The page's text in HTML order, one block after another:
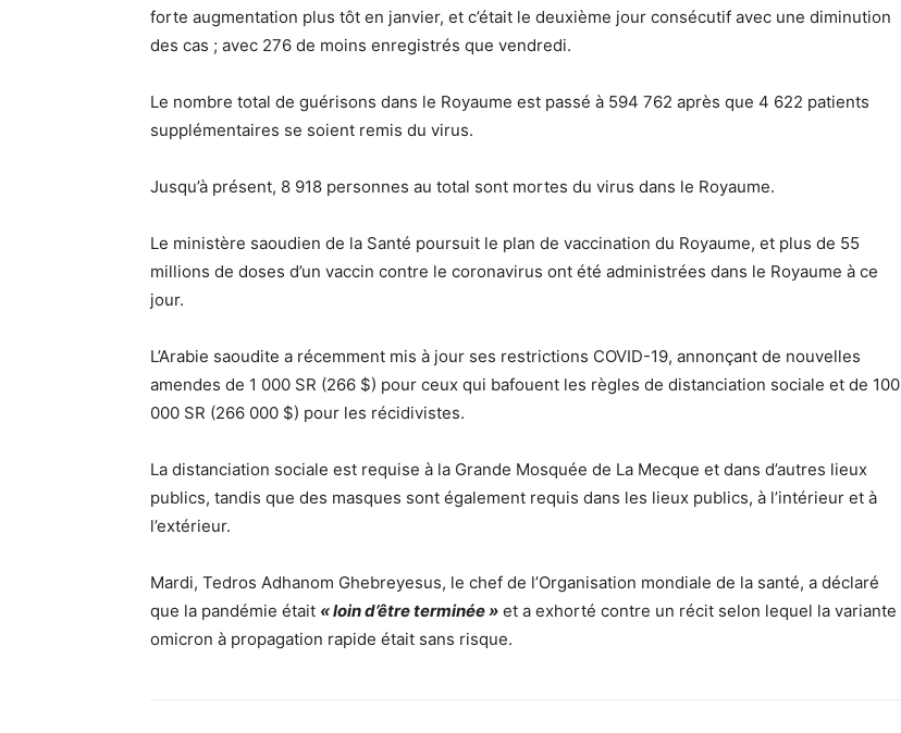
forte augmentation plus tôt en janvier, et c’était le deuxième jour consécutif avec une diminution
des cas ; avec 276 de moins enregistrés que vendredi.
Le nombre total de guérisons dans le Royaume est passé à 594 762 après que 4 622 patients
supplémentaires se soient remis du virus.
Jusqu’à présent, 8 918 personnes au total sont mortes du virus dans le Royaume.
Le ministère saoudien de la Santé poursuit le plan de vaccination du Royaume, et plus de 55
millions de doses d’un vaccin contre le coronavirus ont été administrées dans le Royaume à ce
jour.
L’Arabie saoudite a récemment mis à jour ses restrictions COVID-19, annonçant de nouvelles
amendes de 1 000 SR (266 $) pour ceux qui bafouent les règles de distanciation sociale et de 100
000 SR (266 000 $) pour les récidivistes.
La distanciation sociale est requise à la Grande Mosquée de La Mecque et dans d’autres lieux
publics, tandis que des masques sont également requis dans les lieux publics, à l’intérieur et à
l’extérieur.
Mardi, Tedros Adhanom Ghebreyesus, le chef de l’Organisation mondiale de la santé, a déclaré
que la pandémie était « loin d’être terminée » et a exhorté contre un récit selon lequel la variante
omicron à propagation rapide était sans risque.